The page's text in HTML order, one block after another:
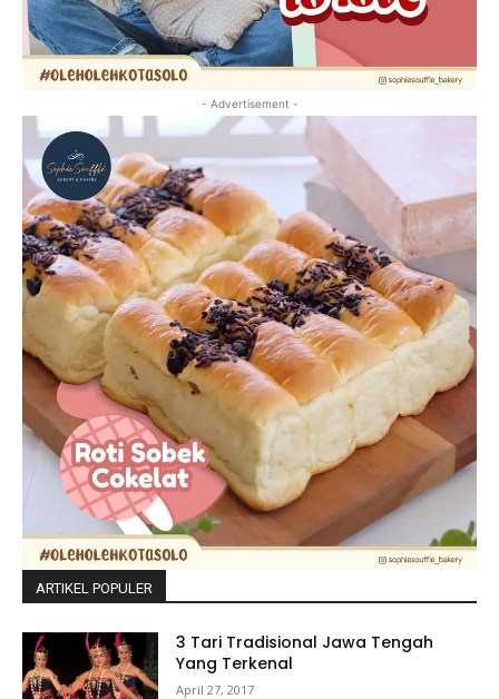
- Advertisement -
ARTIKEL POPULER
3 Tari Tradisional Jawa Tengah
Yang Terkenal
April 27, 2017